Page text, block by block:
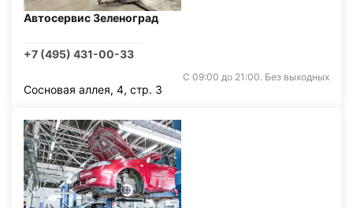
Автосервис Зеленоград
+7 (495) 431-00-33
С 09:00 до 21:00. Без выходных
Сосновая аллея, 4, стр. 3